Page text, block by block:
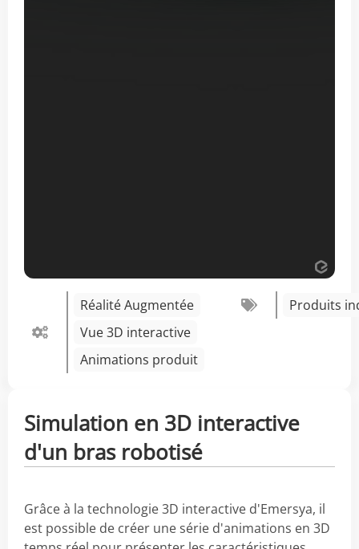
Réalité Augmentée
Vue 3D interactive
Animations produit
Produits
Simulation en 3D interactive
d'un bras robotisé
Grâce à la technologie 3D interactive d'Emersya, il
est possible de créer une série d'animations en 3D